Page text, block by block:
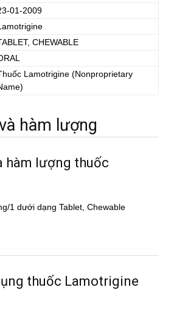
01-2009
CHEWABLE
Lamotrigine (Nonproprietary
hàm lượng
hàm lượng thuốc
1 dưới dạng Tablet, Chewable
thuốc Lamotrigine